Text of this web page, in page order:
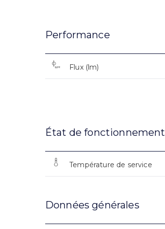
Performance
Flux (lm)
État de fonctionnement
Température de service
Données générales